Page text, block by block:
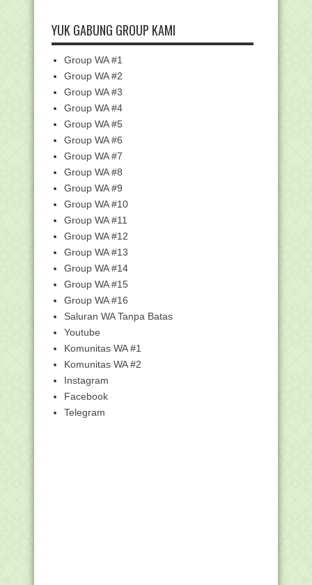
Struktur Kurikulum Madrasah Ibtidaiyah
(MI) Berdas...
Waktu Kemenag
Resmi Dikeluarkan! Kemenag Minta
Penyesuaian Data ...
Do'a Puasa Ramadhan Hari ke-8,
Lengkap dengan Arti...
Do'a Puasa Ramadhan Hari ke-7,
Lengkap dengan Arti...
Do'a Puasa Ramadhan Hari ke-6,
Lengkap dengan Arti...
Do'a Puasa Ramadhan Hari ke-5,
Lengkap dengan Arti...
Do'a Puasa Ramadhan Hari ke-4,
Lengkap dengan Arti...
Do'a Puasa Ramadhan Hari ke-3,
Lengkap dengan Arti...
Download Buku Kumpulan Materi
Ceramah dan Khutbah ...
Khutbah Jumat: Keistimewaan Lima
Huruf ‘Ramadhan’
Khutbah Jumat: Ramadhan Tiba, Mari
Berbahagia!
Do'a Puasa Ramadhan Hari ke-2,
Lengkap dengan Arti...
Kumpulan Twibbon Ramadhan 2026
Terbaru, Beserta Uc...
YUK GABUNG GROUP KAMI
Group WA #1
Group WA #2
Group WA #3
Group WA #4
Group WA #5
Group WA #6
Group WA #7
Group WA #8
Group WA #9
Group WA #10
Group WA #11
Group WA #12
Group WA #13
Group WA #14
Group WA #15
Group WA #16
Saluran WA Tanpa Batas
Youtube
Komunitas WA #1
Komunitas WA #2
Instagram
Facebook
Telegram